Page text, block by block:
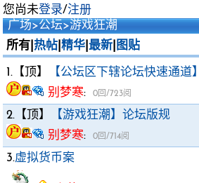
您尚未登录/注册
广场>公坛>游戏狂潮
所有| 热帖 精华 最新 图贴
1.【顶】
【公坛区下辖论坛快速通道】
别梦寒: 0回/723阅
2.【顶】
【游戏狂潮】论坛版规
别梦寒: 0回/714阅
3.虚拟货币案